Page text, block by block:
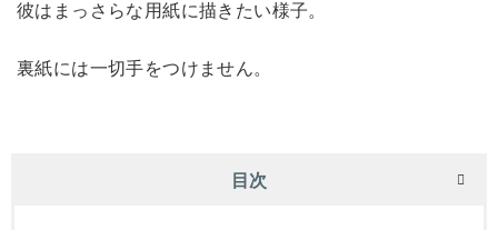
彼はまっさらな用紙に描きたい様子。
裏紙には一切手をつけません。
目次